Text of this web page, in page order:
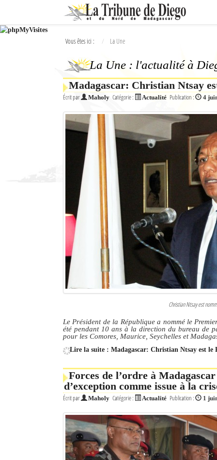
Ok
L'actualité à Diego Suarez
Le Nord de Madagascar
L'actualité du tourisme
Sites touristiques
Vous êtes ici : La Une
La Une : l'actualité à
Madagascar: Christian Ntsay
Écrit par Maholy Catégorie : Actualité Publication : 4
Christian Ntsay est
Le Président de la République a nommé le
été pendant 10 ans à la direction du bureau de
pour les Comores, Maurice, Seychelles et
Lire la suite : Madagascar: Christian Ntsay est le
Forces de l’ordre à
d’exception comme issue à la
Écrit par Maholy Catégorie : Actualité Publication : 1